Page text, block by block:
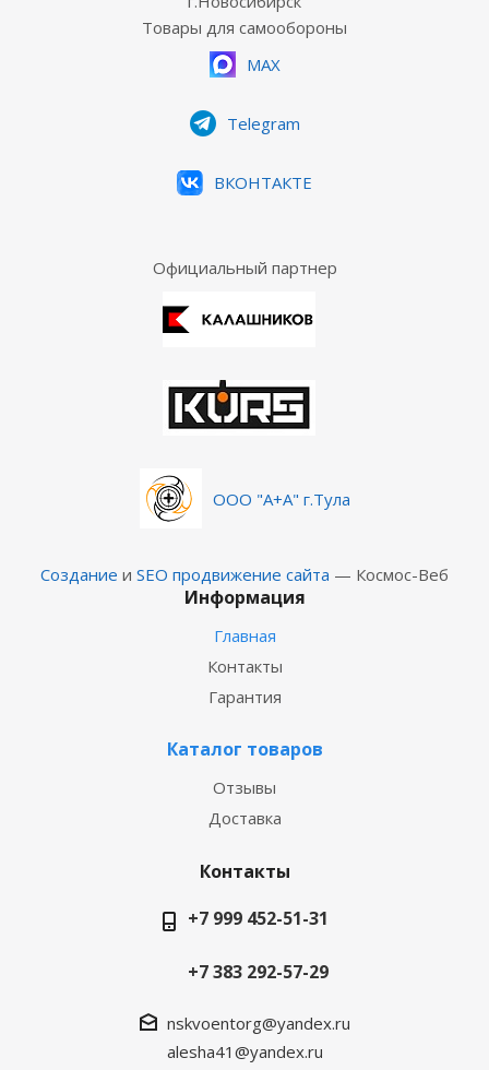
Товары для самообороны
MAX
Telegram
ВКОНТАКТЕ
Официальный партнер
ООО "А+А" г.Тула
Создание и SEO продвижение сайта — Космос-Веб
Информация
Главная
Контакты
Гарантия
Каталог товаров
Отзывы
Доставка
Контакты
+7 999 452-51-31
+7 383 292-57-29
nskvoentorg@yandex.ru
alesha41@yandex.ru